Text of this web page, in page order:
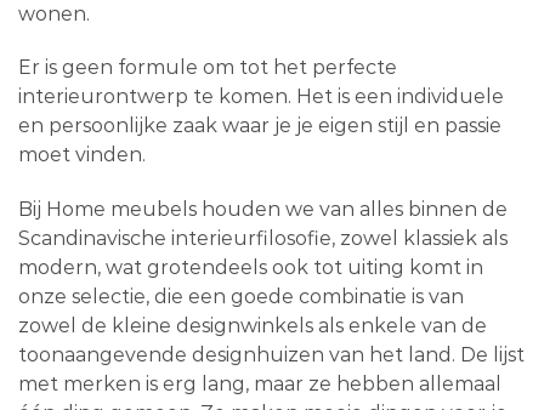
wonen.
Er is geen formule om tot het perfecte
interieurontwerp te komen. Het is een individuele
en persoonlijke zaak waar je je eigen stijl en passie
moet vinden.
Bij Home meubels houden we van alles binnen de
Scandinavische interieurfilosofie, zowel klassiek als
modern, wat grotendeels ook tot uiting komt in
onze selectie, die een goede combinatie is van
zowel de kleine designwinkels als enkele van de
toonaangevende designhuizen van het land. De lijst
met merken is erg lang, maar ze hebben allemaal